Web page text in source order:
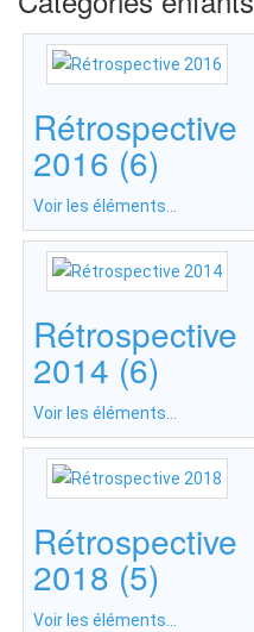
Rétrospective
2016 (6)
Voir les éléments...
Rétrospective
2014 (6)
Voir les éléments...
Rétrospective
2018 (5)
Voir les éléments...